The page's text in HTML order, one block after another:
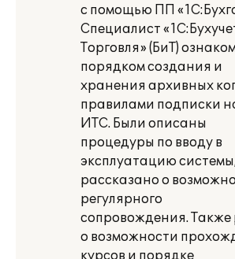
с помощью ПП
Специалист
Торговля» (БиТ)
порядком создания и
хранения архивных
правилами подписки
ИТС. Были описаны
процедуры по вводу в
эксплуатацию
рассказано о
регулярного
сопровождения. Также
о возможности
курсов и порядке